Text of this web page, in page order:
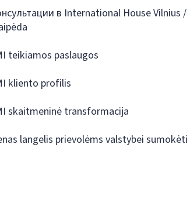
в International House Vilnius /
teikiamos paslaugos
kliento profilis
skaitmeninė transformacija
langelis prievolėms valstybei sumokėti